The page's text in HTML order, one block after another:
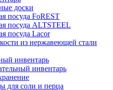
доски
посуда FoREST
посуда ALTSTEEL
посуда Lacor
из нержавеющей стали
инвентарь
инвентарь
для соли и перца